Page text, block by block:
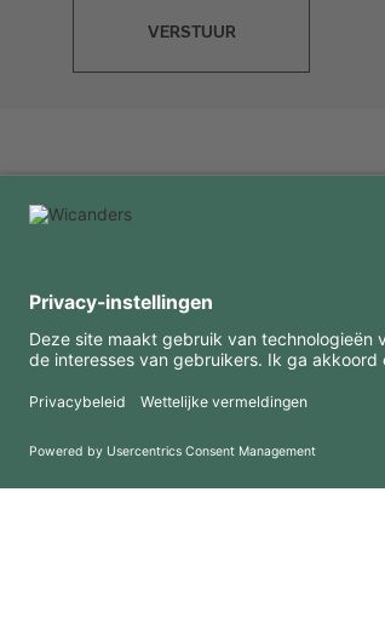
VERSTUUR
FAQ
Gebruiksvoorwaarden
Privacybeleid
Copyright 2026 © Amorim Cork Solutions. All rights